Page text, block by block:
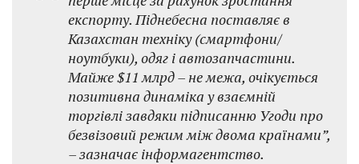
експорту. Піднебесна поставляє в
Казахстан техніку (смартфони/
ноутбуки), одяг і автозапчастини.
Майже $11 млрд – не межа, очікується
позитивна динаміка у взаємній
торгівлі завдяки підписанню Угоди про
безвізовий режим між двома країнами”,
– зазначає інформагентство.